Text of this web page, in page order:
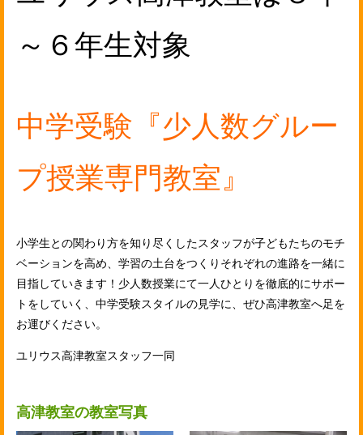
～６年生対象
中学受験『少人数グルー
プ授業専門教室』
小学生との関わり方を知り尽くしたスタッフが子どもたちのモチ
ベーションを高め、学習の土台をつくりそれぞれの進路を一緒に
目指していきます！少人数授業にて一人ひとりを徹底的にサポー
トをしていく、中学受験スタイルの見学に、ぜひ高津教室へ足を
お運びください。
ユリウス高津教室スタッフ一同
高津教室の教室写真